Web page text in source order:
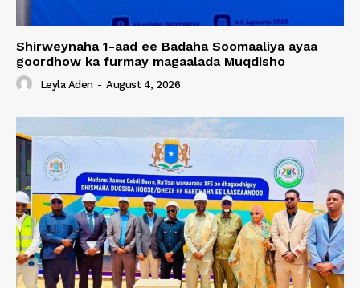
Shirweynaha 1-aad ee Badaha Soomaaliya ayaa
goordhow ka furmay magaalada Muqdisho
Leyla Aden - August 4, 2026